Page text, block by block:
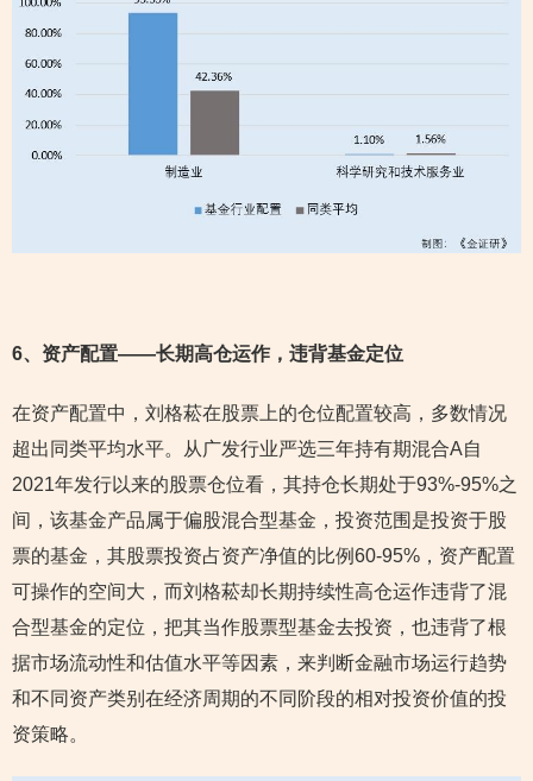
6、资产配置——长期高仓运作，违背基金定位
在资产配置中，刘格菘在股票上的仓位配置较高，多数情况
超出同类平均水平。从广发行业严选三年持有期混合A自
2021年发行以来的股票仓位看，其持仓长期处于93%-95%之
间，该基金产品属于偏股混合型基金，投资范围是投资于股
票的基金，其股票投资占资产净值的比例60-95%，资产配置
可操作的空间大，而刘格菘却长期持续性高仓运作违背了混
合型基金的定位，把其当作股票型基金去投资，也违背了根
据市场流动性和估值水平等因素，来判断金融市场运行趋势
和不同资产类别在经济周期的不同阶段的相对投资价值的投
资策略。